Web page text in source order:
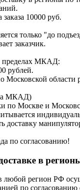
10000 руб.
только "до
заказчик.
пределах МКАД:
рублей.
Московской области
МКАД)
по Москве и
доставку
по согласованию!
в
любой регион РФ
по согласованию